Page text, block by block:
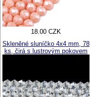
18.00 CZK
Skleněné sluníčko 4x4 mm, 78
ks, čirá s lustrovým pokovem